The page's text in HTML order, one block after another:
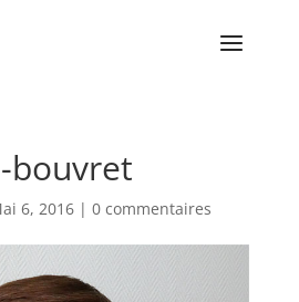
bouvret
6, 2016| 0 commentaires